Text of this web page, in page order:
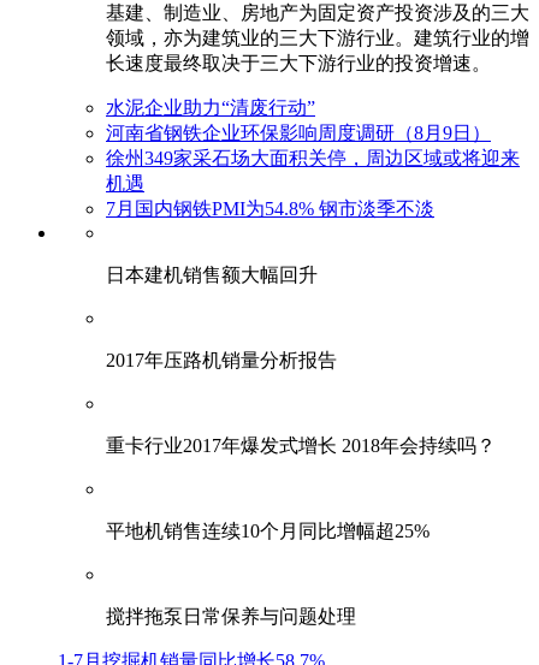
基建、制造业、房地产为固定资产投资涉及的三大
领域，亦为建筑业的三大下游行业。建筑行业的增
长速度最终取决于三大下游行业的投资增速。
水泥企业助力“清废行动”
河南省钢铁企业环保影响周度调研（8月9日）
徐州349家采石场大面积关停，周边区域或将迎来
机遇
7月国内钢铁PMI为54.8% 钢市淡季不淡
日本建机销售额大幅回升
2017年压路机销量分析报告
重卡行业2017年爆发式增长 2018年会持续吗？
平地机销售连续10个月同比增幅超25%
搅拌拖泵日常保养与问题处理